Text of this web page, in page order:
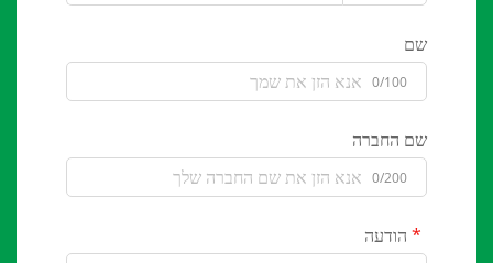
שם
0/100
שם החברה
0/200
הודעה